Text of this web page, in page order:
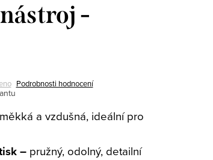
-
Podrobnosti hodnocení
a vzdušná, ideální pro
– pružný, odolný, detailní